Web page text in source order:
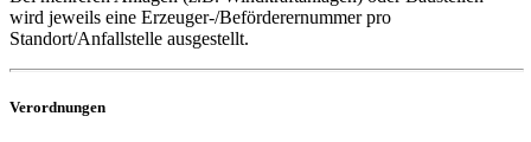
wird jeweils eine Erzeuger-/Beförderernummer pro
Standort/Anfallstelle ausgestellt.
Verordnungen